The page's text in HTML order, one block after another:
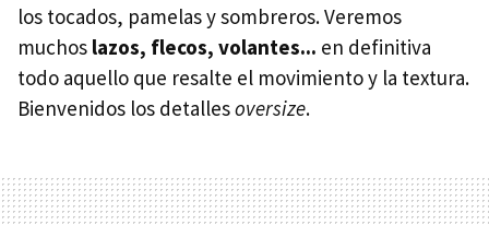
los tocados, pamelas y sombreros. Veremos
muchos lazos, flecos, volantes... en definitiva
todo aquello que resalte el movimiento y la textura.
Bienvenidos los detallesoversize.